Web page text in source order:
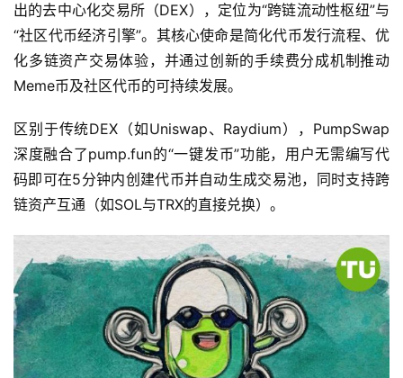
出的去中心化交易所（DEX），定位为“跨链流动性枢纽”与
“社区代币经济引擎”。其核心使命是简化代币发行流程、优
化多链资产交易体验，并通过创新的手续费分成机制推动
Meme币及社区代币的可持续发展。
区别于传统DEX（如Uniswap、Raydium），PumpSwap
深度融合了pump.fun的“一键发币”功能，用户无需编写代
码即可在5分钟内创建代币并自动生成交易池，同时支持跨
链资产互通（如SOL与TRX的直接兑换）。